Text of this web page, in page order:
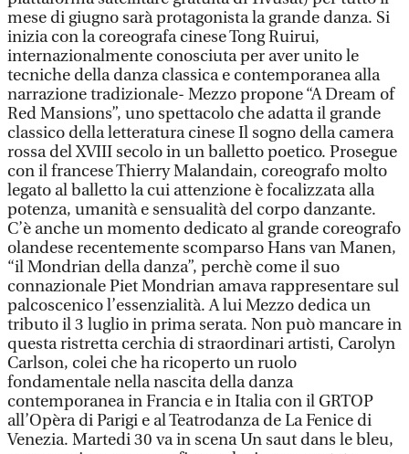
mese di giugno sarà protagonista la grande danza. Si
inizia con la coreografa cinese Tong Ruirui,
internazionalmente conosciuta per aver unito le
tecniche della danza classica e contemporanea alla
narrazione tradizionale- Mezzo propone “A Dream of
Red Mansions”, uno spettacolo che adatta il grande
classico della letteratura cinese Il sogno della camera
rossa del XVIII secolo in un balletto poetico. Prosegue
con il francese Thierry Malandain, coreografo molto
legato al balletto la cui attenzione è focalizzata alla
potenza, umanità e sensualità del corpo danzante.
C’è anche un momento dedicato al grande coreografo
olandese recentemente scomparso Hans van Manen,
“il Mondrian della danza”, perchè come il suo
connazionale Piet Mondrian amava rappresentare sul
palcoscenico l’essenzialità. A lui Mezzo dedica un
tributo il 3 luglio in prima serata. Non può mancare in
questa ristretta cerchia di straordinari artisti, Carolyn
Carlson, colei che ha ricoperto un ruolo
fondamentale nella nascita della danza
contemporanea in Francia e in Italia con il GRTOP
all’Opèra di Parigi e al Teatrodanza de La Fenice di
Venezia. Martedi 30 va in scena Un saut dans le bleu,